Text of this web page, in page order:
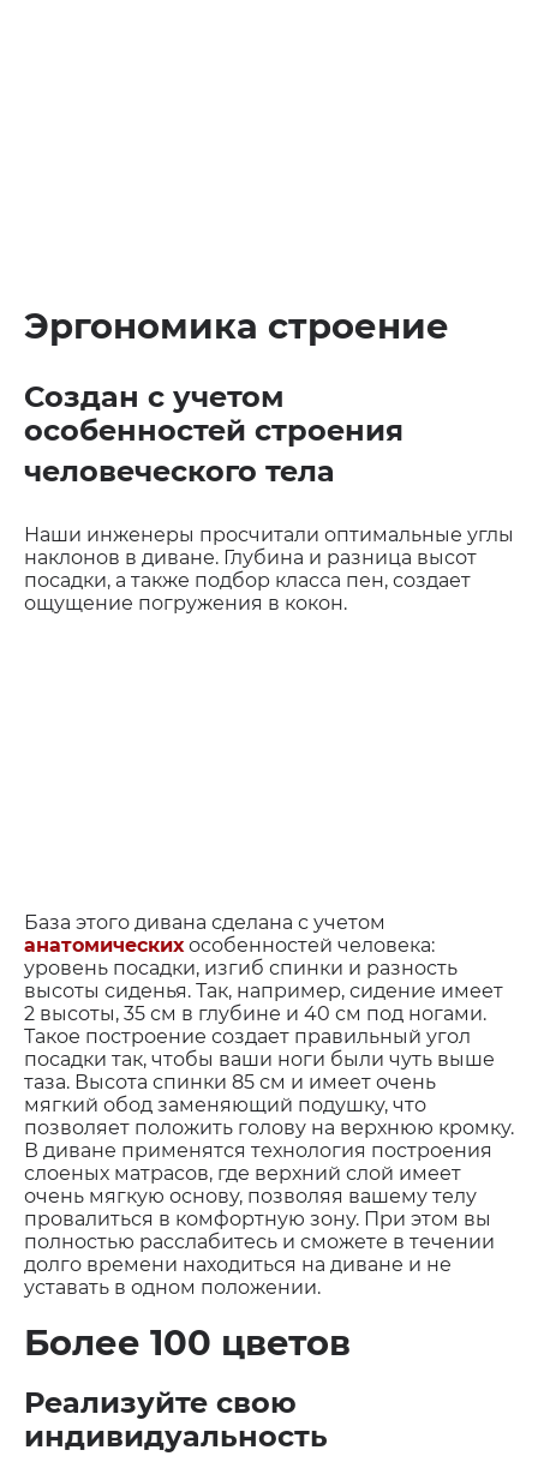
Эргономика строение
Создан с учетом
особенностей строения
человеческого тела
Наши инженеры просчитали оптимальные углы
наклонов в диване. Глубина и разница высот
посадки, а также подбор класса пен, создает
ощущение погружения в кокон.
База этого дивана сделана с учетом
анатомическихособенностей человека:
уровень посадки, изгиб спинки и разность
высоты сиденья. Так, например, сидение имеет
2 высоты, 35 см в глубине и 40 см под ногами.
Такое построение создает правильный угол
посадки так, чтобы ваши ноги были чуть выше
таза. Высота спинки 85 см и имеет очень
мягкий обод заменяющий подушку, что
позволяет положить голову на верхнюю кромку.
В диване применятся технология построения
слоеных матрасов, где верхний слой имеет
очень мягкую основу, позволяя вашему телу
провалиться в комфортную зону. При этом вы
полностью расслабитесь и сможете в течении
долго времени находиться на диване и не
уставать в одном положении.
Более 100 цветов
Реализуйте свою
индивидуальность